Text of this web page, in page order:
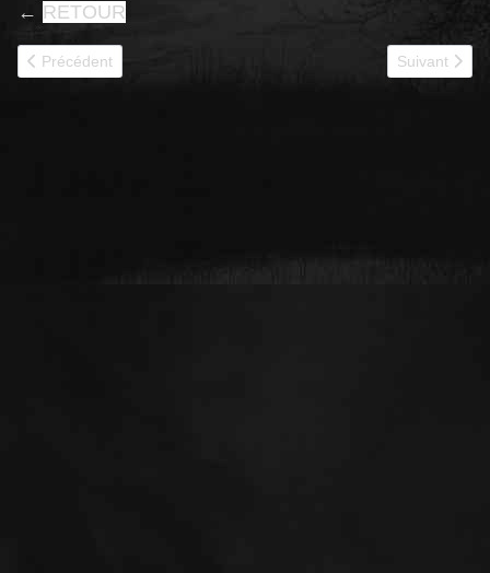
← RETOUR
Article précédent : 62743
Précédent Article
Suivant